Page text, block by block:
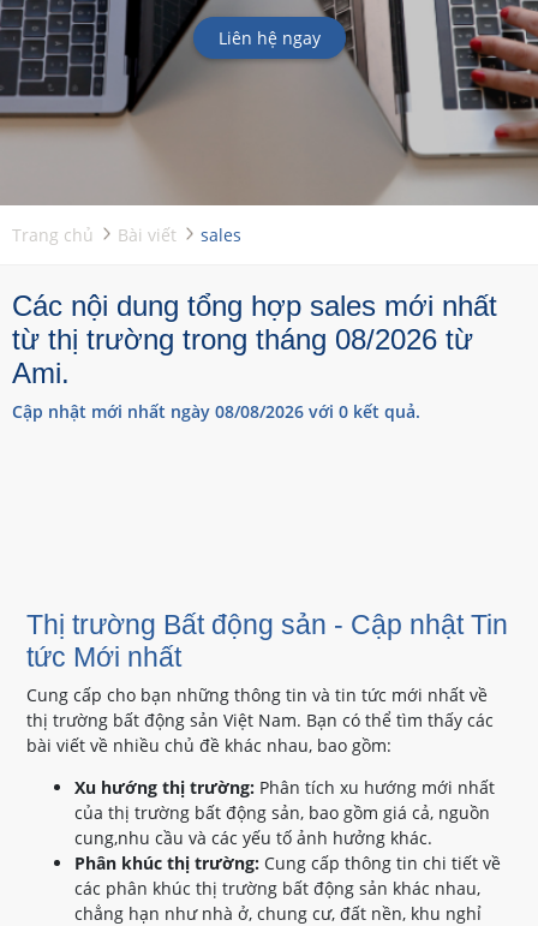
Liên hệ ngay
Trang chủ Bài viết sales
Các nội dung tổng hợp sales mới nhất
từ thị trường trong tháng 08/2026 từ
Ami.
Cập nhật mới nhất ngày 08/08/2026 với 0 kết quả.
Thị trường Bất động sản - Cập nhật Tin
tức Mới nhất
Cung cấp cho bạn những thông tin và tin tức mới nhất về
thị trường bất động sản Việt Nam. Bạn có thể tìm thấy các
bài viết về nhiều chủ đề khác nhau, bao gồm:
Xu hướng thị trường: Phân tích xu hướng mới nhất
của thị trường bất động sản, bao gồm giá cả, nguồn
cung,nhu cầu và các yếu tố ảnh hưởng khác.
Phân khúc thị trường: Cung cấp thông tin chi tiết về
các phân khúc thị trường bất động sản khác nhau,
chẳng hạn như nhà ở, chung cư, đất nền, khu nghỉ